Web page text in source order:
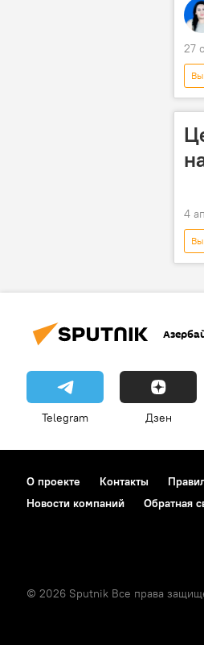
27
4
Telegram Дзен
О проекте Контакты
Новости компаний
Обратная
© 2026 Sputnik Все права